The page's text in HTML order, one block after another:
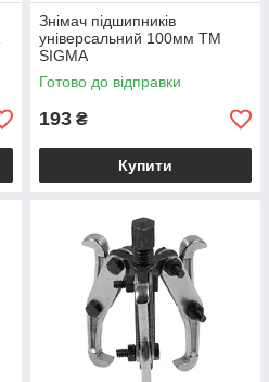
Знімач підшипників
універсальний 100мм TM
SIGMA
Готово до відправки
193 ₴
Купити